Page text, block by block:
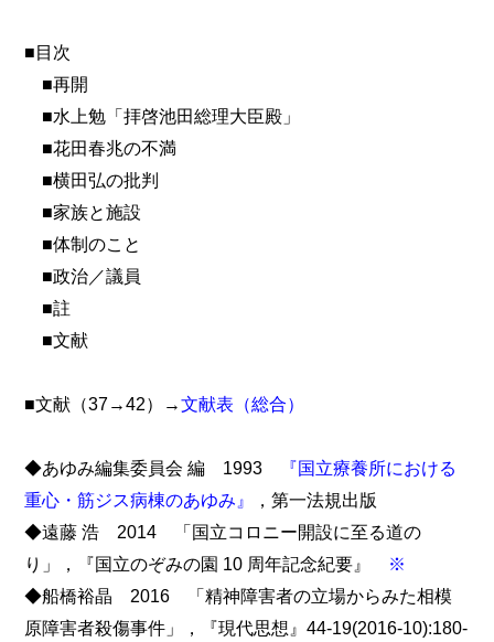
■目次
■再開
■水上勉「拝啓池田総理大臣殿」
■花田春兆の不満
■横田弘の批判
■家族と施設
■体制のこと
■政治／議員
■註
■文献
■文献（37→42）→文献表（総合）
◆あゆみ編集委員会 編 1993
『国立療養所における
重心・筋ジス病棟のあゆみ』
，第一法規出版
◆遠藤 浩 2014 「国立コロニー開設に至る道の
り」，『国立のぞみの園 10 周年記念紀要』 ※
◆船橋裕晶 2016 「精神障害者の立場からみた相模
原障害者殺傷事件」，『現代思想』44-19(2016-10):180-